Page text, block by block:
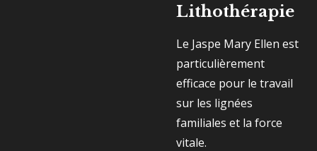
Lithothérapie
Le Jaspe Mary Ellen est
particulièrement
efficace pour le travail
sur les lignées
familiales et la force
vitale.